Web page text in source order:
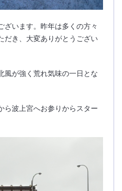
ざいます。昨年は多くの方々
だき、大変ありがとうござい
風が強く荒れ気味の一日とな
ら波上宮へお参りからスター